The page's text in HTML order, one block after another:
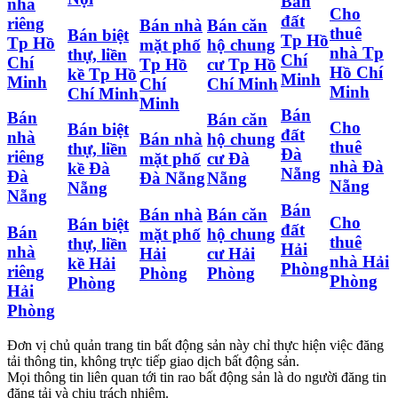
riêng
Tp Hồ
Chí
Minh
Bán
nhà
riêng
Đà
Nẵng
Bán
nhà
riêng
Hải
Phòng
Bán biệt
thự, liền
kề Tp Hồ
Chí Minh
Bán biệt
thự, liền
kề Đà
Nẵng
Bán biệt
thự, liền
kề Hải
Phòng
Bán nhà
mặt phố
Tp Hồ
Chí
Minh
Bán nhà
mặt phố
Đà Nẵng
Bán nhà
mặt phố
Hải
Phòng
Bán căn
hộ chung
cư Tp Hồ
Chí Minh
Bán căn
hộ chung
cư Đà
Nẵng
Bán căn
hộ chung
cư Hải
Phòng
đất
Tp Hồ
Chí
Minh
Bán
đất
Đà
Nẵng
Bán
đất
Hải
Phòng
Cho
thuê
nhà Tp
Hồ Chí
Minh
Cho
thuê
nhà Đà
Nẵng
Cho
thuê
nhà Hải
Phòng
Đơn vị chủ quản trang tin bất động sản này chỉ thực hiện việc đăng
tải thông tin, không trực tiếp giao dịch bất động sản.
Mọi thông tin liên quan tới tin rao bất động sản là do người đăng tin
đăng tải và chịu trách nhiệm.